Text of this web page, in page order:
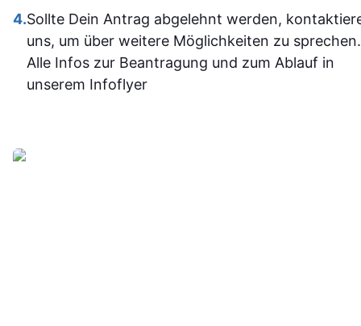
jetzt
sicherer.
4.Sollte Dein Antrag abgelehnt werden,
uns, um über weitere Möglichkeiten zu sprechen.
Alle Infos zur Beantragung und zum Ablauf in
unserem Infoflyer